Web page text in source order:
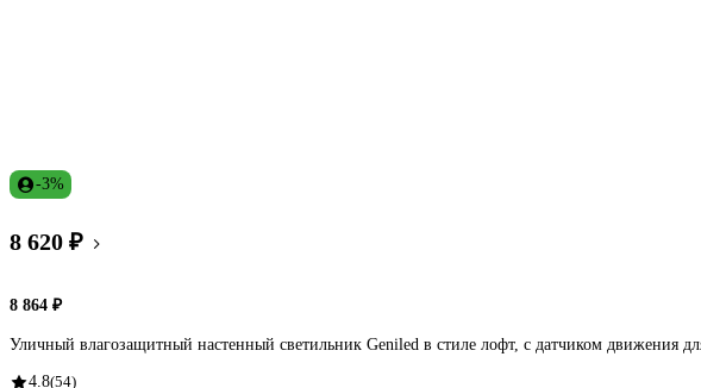
-3%
8 620 ₽
8 864 ₽
Уличный влагозащитный настенный светильник Geniled в стиле лофт, с датчиком движения
4.8(54)